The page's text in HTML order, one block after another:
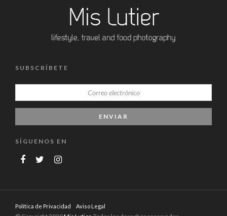
SUBSCRÍBETE
SÍGUENOS EN
Política de Privacidad Aviso Legal